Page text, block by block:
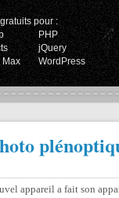
pour :
PHP
jQuery
Max
WordPress
appareil a fait son